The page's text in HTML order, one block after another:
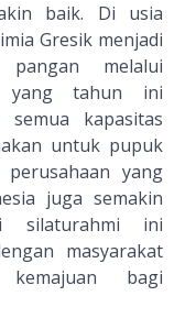
baik. Di usia
Gresik menjadi
melalui
yang tahun ini
semua kapasitas
untuk pupuk
yang
juga semakin
silaturahmi ini
masyarakat
bagi